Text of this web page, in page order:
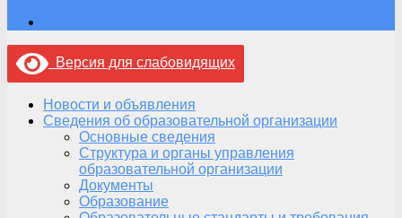
Версия для слабовидящих
Новости и объявления
Сведения об образовательной организации
Основные сведения
Структура и органы управления
образовательной организации
Документы
Образование